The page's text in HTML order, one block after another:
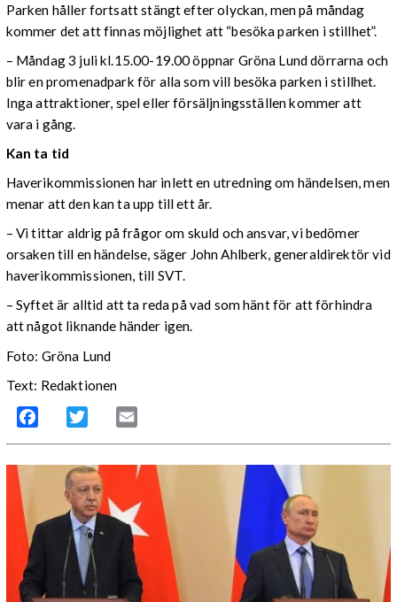
Parken håller fortsatt stängt efter olyckan, men på måndag
kommer det att finnas möjlighet att “besöka parken i stillhet”.
– Måndag 3 juli kl.15.00-19.00 öppnar Gröna Lund dörrarna och
blir en promenadpark för alla som vill besöka parken i stillhet.
Inga attraktioner, spel eller försäljningsställen kommer att
vara i gång.
Kan ta tid
Haverikommissionen har inlett en utredning om händelsen, men
menar att den kan ta upp till ett år.
– Vi tittar aldrig på frågor om skuld och ansvar, vi bedömer
orsaken till en händelse, säger John Ahlberk, generaldirektör vid
haverikommissionen, till SVT.
– Syftet är alltid att ta reda på vad som hänt för att förhindra
att något liknande händer igen.
Foto: Gröna Lund
Text: Redaktionen
Facebook Twitter